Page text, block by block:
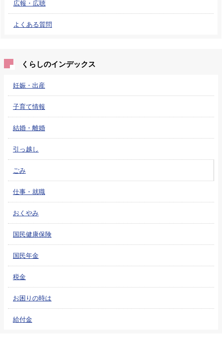
広報・広聴
よくある質問
くらしのインデックス
妊娠・出産
子育て情報
結婚・離婚
引っ越し
ごみ
仕事・就職
おくやみ
国民健康保険
国民年金
税金
お困りの時は
給付金